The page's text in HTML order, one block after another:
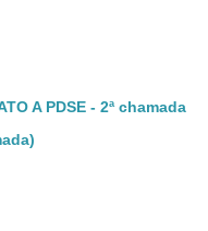
A PDSE - 2ª chamada